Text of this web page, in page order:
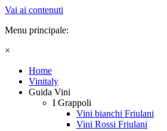
Vai ai contenuti
Menu principale:
×
Home
Vinitaly
Guida Vini
I Grappoli
Vini bianchi Friulani
Vini Rossi Friulani